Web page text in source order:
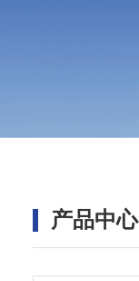
产品中心